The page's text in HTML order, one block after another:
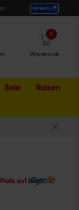
Warenkorb
0 Artikel
Sale Externer
Reisen